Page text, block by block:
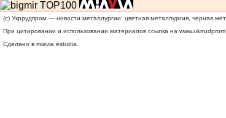
(c) Укррудпром — новости металлургии: цветная металлургия, черная
При цитировании и использовании материалов ссылка на
Сделано в miavia estudia.